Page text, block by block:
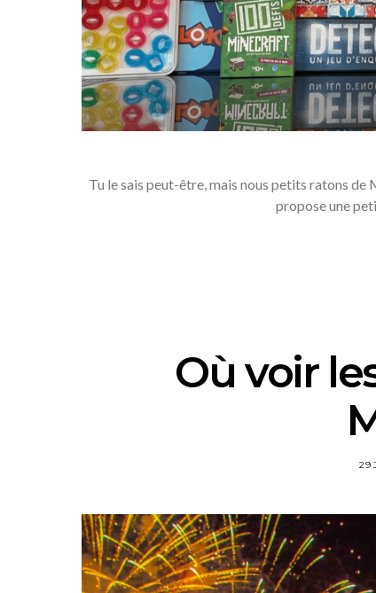
Tu le sais peut-être, mais nous petits ratons de
propose une
Où voir
29